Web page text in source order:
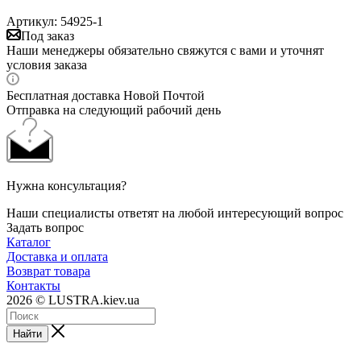
Артикул: 54925-1
Под заказ
Наши менеджеры обязательно свяжутся с вами и уточнят
условия заказа
Бесплатная доставка Новой Почтой
Отправка на следующий рабочий день
Нужна консультация?
Наши специалисты ответят на любой интересующий вопрос
Задать вопрос
Каталог
Доставка и оплата
Возврат товара
Контакты
2026 © LUSTRA.kiev.ua
Найти